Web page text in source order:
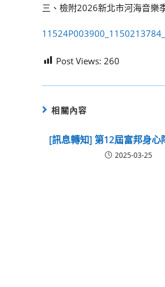
三、檢附2026新北市河海音樂
Post Views: 260
相關內容
[訊息轉知] 第12屆富邦身心
2025-03-25